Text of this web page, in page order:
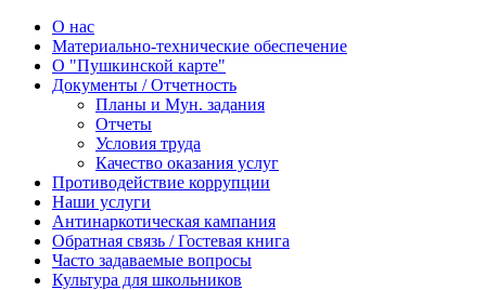
О нас
Материально-технические обеспечение
О "Пушкинской карте"
Документы / Отчетность
Планы и Мун. задания
Отчеты
Условия труда
Качество оказания услуг
Противодействие коррупции
Наши услуги
Антинаркотическая кампания
Обратная связь / Гостевая книга
Часто задаваемые вопросы
Культура для школьников